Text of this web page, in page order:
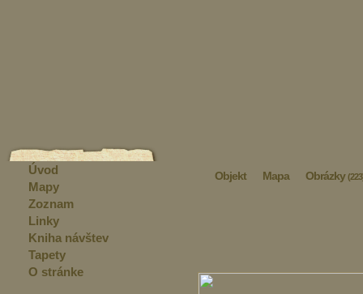
Objekt Mapa Obrázky
Úvod
Mapy
Zoznam
Linky
Kniha návštev
Tapety
O stránke